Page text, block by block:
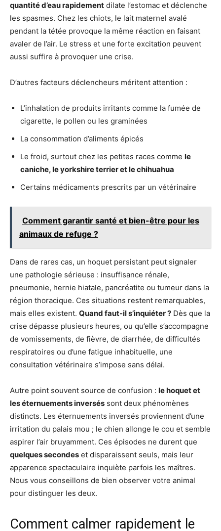
quantité d’eau rapidement dilate l’estomac et déclenche
les spasmes. Chez les chiots, le lait maternel avalé
pendant la tétée provoque la même réaction en faisant
avaler de l’air. Le stress et une forte excitation peuvent
aussi suffire à provoquer une crise.
D’autres facteurs déclencheurs méritent attention :
L’inhalation de produits irritants comme la fumée de
cigarette, le pollen ou les graminées
La consommation d’aliments épicés
Le froid, surtout chez les petites races comme le
caniche, le yorkshire terrier et le chihuahua
Certains médicaments prescrits par un vétérinaire
Comment garantir santé et bien-être pour les
animaux de refuge ?
Dans de rares cas, un hoquet persistant peut signaler
une pathologie sérieuse : insuffisance rénale,
pneumonie, hernie hiatale, pancréatite ou tumeur dans la
région thoracique. Ces situations restent remarquables,
mais elles existent. Quand faut-il s’inquiéter ? Dès que la
crise dépasse plusieurs heures, ou qu’elle s’accompagne
de vomissements, de fièvre, de diarrhée, de difficultés
respiratoires ou d’une fatigue inhabituelle, une
consultation vétérinaire s’impose sans délai.
Autre point souvent source de confusion : le hoquet et
les éternuements inversés sont deux phénomènes
distincts. Les éternuements inversés proviennent d’une
irritation du palais mou ; le chien allonge le cou et semble
aspirer l’air bruyamment. Ces épisodes ne durent que
quelques secondes et disparaissent seuls, mais leur
apparence spectaculaire inquiète parfois les maîtres.
Nous vous conseillons de bien observer votre animal
pour distinguer les deux.
Comment calmer rapidement le